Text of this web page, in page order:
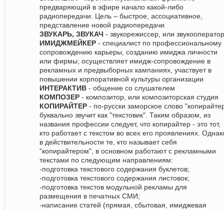
предваряющий в эфире начало какой-либо
радиопередачи. Цель – быстрое, ассоциативное,
представление новой радиопередачи
ЗВУКАРЬ, ЗВУКАЧ - звукорежиссер, или звукооператор
ИМИДЖМЕЙКЕР - специалист по профессиональному
сопровождению карьеры, созданию имиджа личности
или фирмы; осуществляет имидж-сопровождение в
рекламных и предвыборных кампаниях, участвует в
повышении корпоративной культуры организации
ИНТЕРАКТИВ - общение со слушателем
КОМПОЗЕР - композитор, или композиторская студия
КОПИРАЙТЕР - по-русски заморское слово
буквально звучит как "текстовик". Таким образом, из
названия профессии следует, что копирайтер - это тот,
кто работает с текстом во всех его проявлениях.
в действительности те, кто называет себя
"копирайтером", в основном работают с рекламными
текстами по следующим направлениям:
-подготовка текстового содержания буклетов;
-подготовка текстового содержания листовок;
-подготовка текстов модульной рекламы для
размещения в печатных СМИ;
-написание статей (прямая, сбытовая, имиджевая